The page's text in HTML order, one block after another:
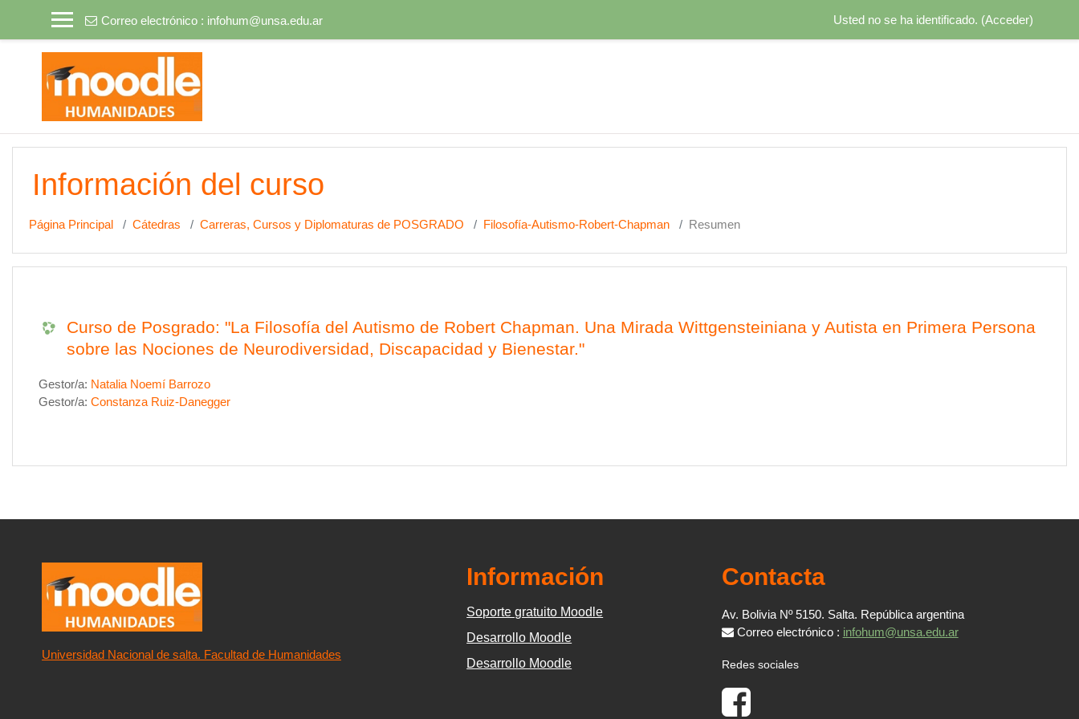
Correo electrónico : infohum@unsa.edu.ar Usted no se ha identificado. (Acceder)
Información del curso
Página Principal Cátedras Carreras, Cursos y Diplomaturas de POSGRADO Filosofía-Autismo-Robert-Chapman Resumen
Curso de Posgrado: "La Filosofía del Autismo de Robert Chapman. Una Mirada Wittgensteiniana y Autista en Primera Persona
sobre las Nociones de Neurodiversidad, Discapacidad y Bienestar."
Gestor/a: Natalia Noemí Barrozo
Gestor/a: Constanza Ruiz-Danegger
Universidad Nacional de salta. Facultad de Humanidades
Información
Soporte gratuito Moodle
Desarrollo Moodle
Desarrollo Moodle
Contacta
Av. Bolivia Nº 5150. Salta. República argentina
Correo electrónico : infohum@unsa.edu.ar
Redes sociales